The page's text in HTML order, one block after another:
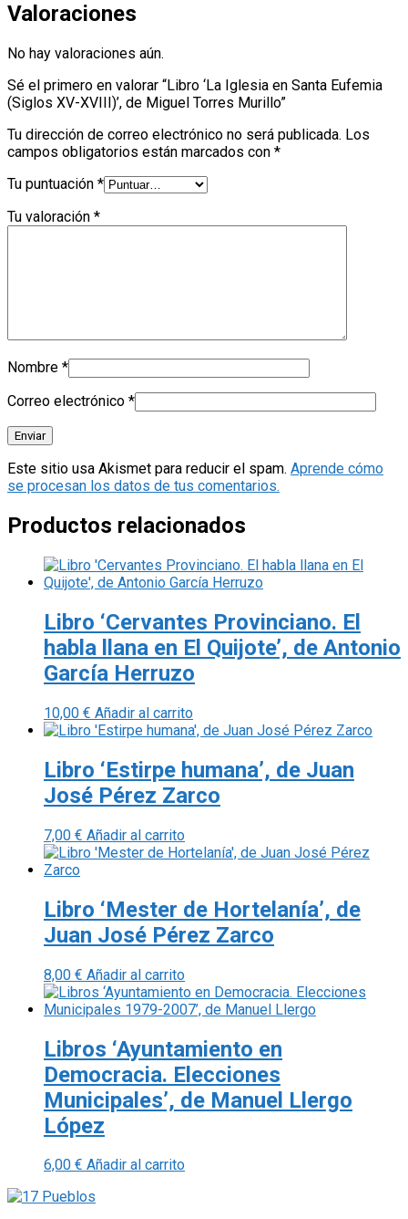
Valoraciones
No hay valoraciones aún.
Sé el primero en valorar “Libro ‘La Iglesia en Santa Eufemia
(Siglos XV-XVIII)’, de Miguel Torres Murillo”
Tu dirección de correo electrónico no será publicada. Los
campos obligatorios están marcados con *
Tu puntuación *
Tu valoración *
Nombre *
Correo electrónico *
Este sitio usa Akismet para reducir el spam. Aprende cómo
se procesan los datos de tus comentarios.
Productos relacionados
Libro ‘Cervantes Provinciano. El
habla llana en El Quijote’, de Antonio
García Herruzo
10,00 € Añadir al carrito
Libro ‘Estirpe humana’, de Juan
José Pérez Zarco
7,00 € Añadir al carrito
Libro ‘Mester de Hortelanía’, de
Juan José Pérez Zarco
8,00 € Añadir al carrito
Libros ‘Ayuntamiento en
Democracia. Elecciones
Municipales’, de Manuel Llergo
López
6,00 € Añadir al carrito